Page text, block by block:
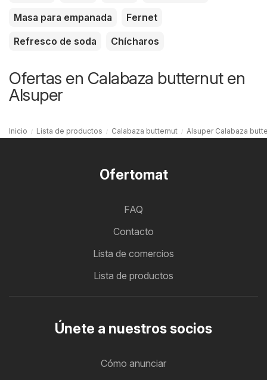
Masa para empanada
Fernet
Refresco de soda
Chícharos
Ofertas en Calabaza butternut en
Alsuper
Inicio Lista de productos Calabaza butternut Alsuper Calabaza
Ofertomat
FAQ
Contacto
Lista de comercios
Lista de productos
Únete a nuestros socios
Cómo anunciar